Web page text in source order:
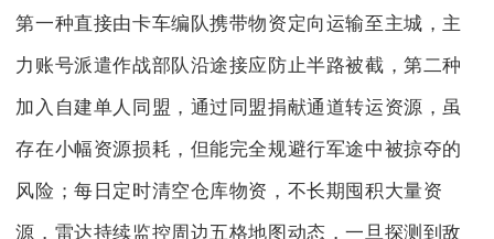
第一种直接由卡车编队携带物资定向运输至主城，主
力账号派遣作战部队沿途接应防止半路被截，第二种
加入自建单人同盟，通过同盟捐献通道转运资源，虽
存在小幅资源损耗，但能完全规避行军途中被掠夺的
风险；每日定时清空仓库物资，不长期囤积大量资
源，雷达持续监控周边五格地图动态，一旦探测到敌